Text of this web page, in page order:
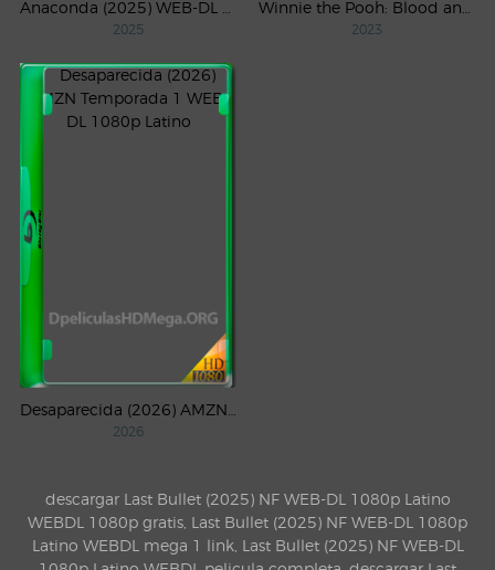
2025 2023
2026
descargar Last Bullet (2025) NF WEB-DL 1080p Latino
WEBDL 1080p gratis, Last Bullet (2025) NF WEB-DL 1080p
Latino WEBDL mega 1 link, Last Bullet (2025) NF WEB-DL